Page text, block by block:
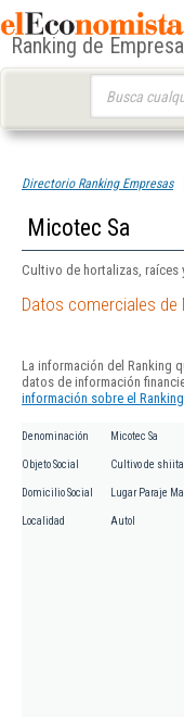
Ranking de
Directorio Ranking Empresas
Micotec Sa
Cultivo de hortalizas, raíces
Datos comerciales de
La información del Ranking
datos de información
información sobre el
Denominación Micotec Sa
Objeto Social Cultivo de
Domicilio Social Lugar Paraje
Localidad Autol